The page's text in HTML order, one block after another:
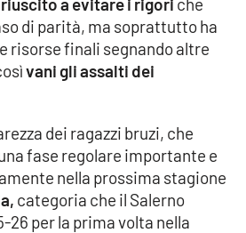
Grippo
di parità, ma soprattutto ha
risorse finali segnando altre
vani gli assalti dei
dei ragazzi bruzi, che
fase regolare importante e
nella prossima stagione
categoria che il Salerno
per la prima volta nella